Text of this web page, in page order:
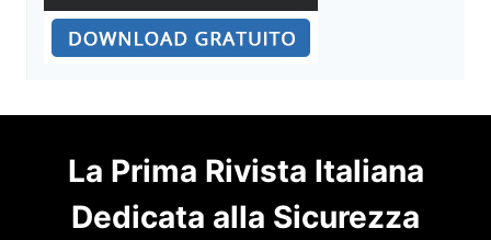
La Prima Rivista Italiana
Dedicata alla Sicurezza